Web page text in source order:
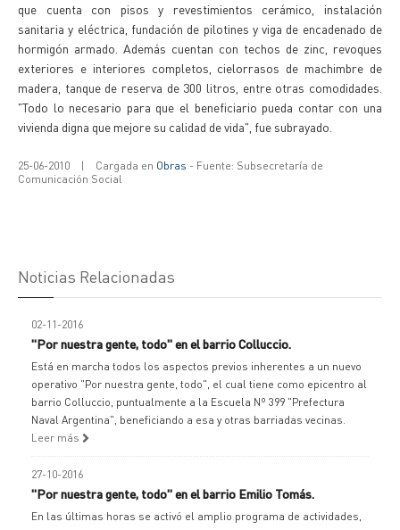
que cuenta con pisos y revestimientos cerámico, instalación
sanitaria y eléctrica, fundación de pilotines y viga de encadenado de
hormigón armado. Además cuentan con techos de zinc, revoques
exteriores e interiores completos, cielorrasos de machimbre de
madera, tanque de reserva de 300 litros, entre otras comodidades.
"Todo lo necesario para que el beneficiario pueda contar con una
vivienda digna que mejore su calidad de vida", fue subrayado.
25-06-2010 | Cargada en Obras - Fuente: Subsecretaría de
Comunicación Social
Noticias Relacionadas
02-11-2016
"Por nuestra gente, todo" en el barrio Colluccio.
Está en marcha todos los aspectos previos inherentes a un nuevo
operativo "Por nuestra gente, todo", el cual tiene como epicentro al
barrio Colluccio, puntualmente a la Escuela Nº 399 "Prefectura
Naval Argentina", beneficiando a esa y otras barriadas vecinas.
Leer más
27-10-2016
"Por nuestra gente, todo" en el barrio Emilio Tomás.
En las últimas horas se activó el amplio programa de actividades,